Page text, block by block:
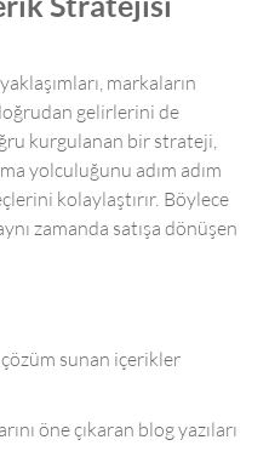
markaların
gelirlerini de
kurgulanan bir strateji,
yolculuğunu adım adım
kolaylaştırır. Böylece
zamanda satışa dönüşen
sunan içerikler
öne çıkaran blog yazıları